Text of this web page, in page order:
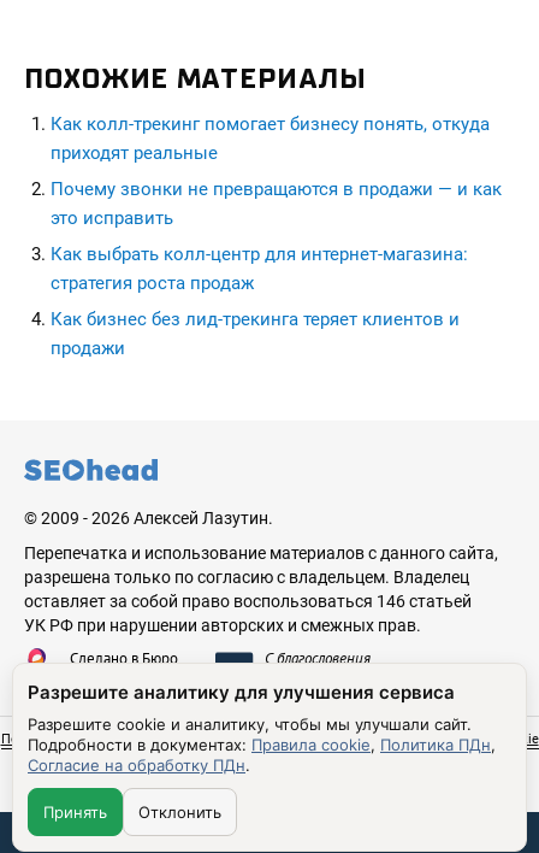
ПОХОЖИЕ МАТЕРИАЛЫ
Как колл-трекинг помогает бизнесу понять, откуда
приходят реальные
Почему звонки не превращаются в продажи — и как
это исправить
Как выбрать колл-центр для интернет-магазина:
стратегия роста продаж
Как бизнес без лид-трекинга теряет клиентов и
продажи
© 2009 - 2026 Алексей Лазутин.
Перепечатка и использование материалов с данного сайта,
разрешена только по согласию с владельцем. Владелец
оставляет за собой право воспользоваться 146 статьей
УК РФ при нарушении авторских и смежных прав.
Сделано в Бюро
С благословения
Связаться со мной:
Политика обработки персональных данныхСогласие на обработку ПДнПравила cookie
Настройки cookie
Разрешите аналитику для улучшения сервиса
Разрешите cookie и аналитику, чтобы мы улучшали сайт.
Подробности в документах: Правила cookie, Политика ПДн,
Согласие на обработку ПДн.
Принять Отклонить